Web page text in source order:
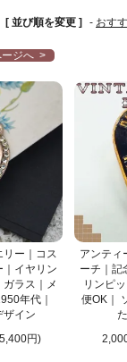
[ 並び順を変更 ] - おす
ージへ >
リー｜コス
｜イヤリン
ラス｜メ
年代｜
ザイン
円)
アンティ
ーチ｜記
リンピ
便OK｜